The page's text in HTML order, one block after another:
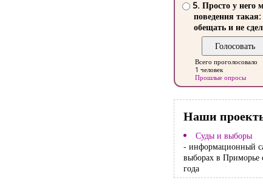
5. Просто у него
поведения такая:
обещать и не
Всего проголосовало
1 человек
Прошлые опросы
Наши
Суды и выборы
- информационный
выборах в Приморье
года